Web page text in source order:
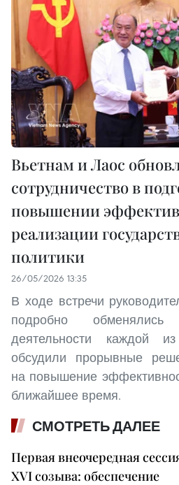
Вьетнам и Лаос
сотрудничество в
повышении
реализации
политики
26/05/2026 13:35
В ходе встречи
подробно
деятельности каждой
обсудили прорывные
на повышение
ближайшее время.
СМОТРЕТЬ ДАЛЕЕ
Первая внеочередная
XVI созыва: обеспечение